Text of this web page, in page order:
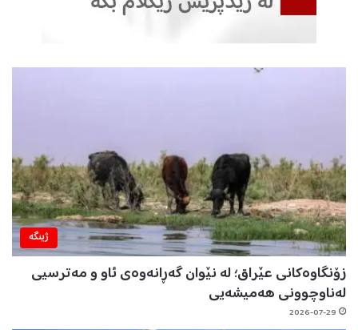
ژینگه‌
زۆنگاوەکانی عێراق؛ لە نێوان گەڕانەوەی ئاو و مەترسیی
لەناوچوونی هەمیشەیی
2026-07-29